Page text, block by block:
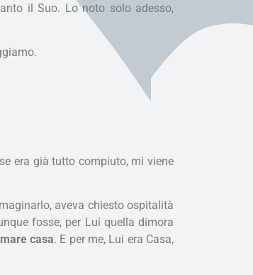
il Suo. Lo noto solo adesso,
era già tutto compiuto, mi viene
aveva chiesto ospitalità
fosse, per Lui quella dimora
casa. E per me, Lui era Casa,